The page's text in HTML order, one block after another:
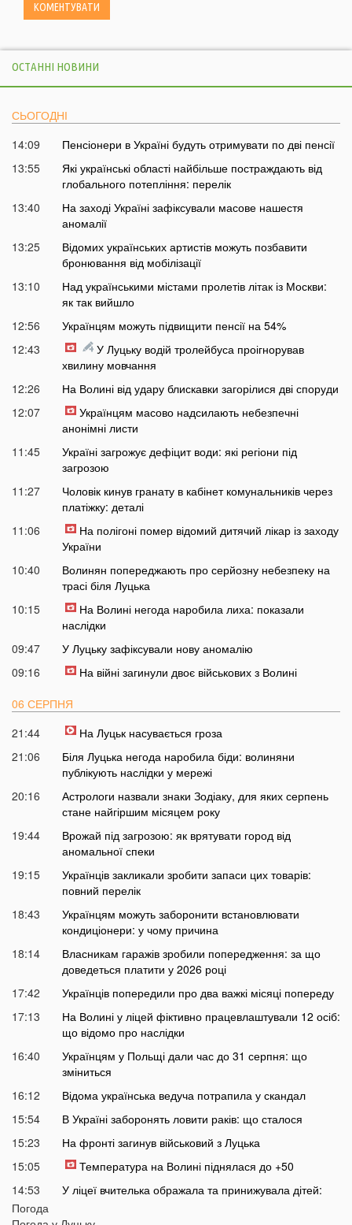
ОСТАННІ НОВИНИ
СЬОГОДНІ
14:09
Пенсіонери в Україні будуть отримувати по дві пенсії
13:55
Які українські області найбільше постраждають від
глобального потепління: перелік
13:40
На заході Україні зафіксували масове нашестя
аномалії
13:25
Відомих українських артистів можуть позбавити
бронювання від мобілізації
13:10
Над українськими містами пролетів літак із Москви:
як так вийшло
12:56
Українцям можуть підвищити пенсії на 54%
12:43
У Луцьку водій тролейбуса проігнорував
хвилину мовчання
12:26
На Волині від удару блискавки загорілися дві споруди
12:07
Українцям масово надсилають небезпечні
анонімні листи
11:45
Україні загрожує дефіцит води: які регіони під
загрозою
11:27
Чоловік кинув гранату в кабінет комунальників через
платіжку: деталі
11:06
На полігоні помер відомий дитячий лікар із заходу
України
10:40
Волинян попереджають про серйозну небезпеку на
трасі біля Луцька
10:15
На Волині негода наробила лиха: показали
наслідки
09:47
У Луцьку зафіксували нову аномалію
09:16
На війні загинули двоє військових з Волині
06 СЕРПНЯ
21:44
На Луцьк насувається гроза
21:06
Біля Луцька негода наробила біди: волиняни
публікують наслідки у мережі
20:16
Астрологи назвали знаки Зодіаку, для яких серпень
стане найгіршим місяцем року
19:44
Врожай під загрозою: як врятувати город від
аномальної спеки
19:15
Українців закликали зробити запаси цих товарів:
повний перелік
18:43
Українцям можуть заборонити встановлювати
кондиціонери: у чому причина
18:14
Власникам гаражів зробили попередження: за що
доведеться платити у 2026 році
17:42
Українців попередили про два важкі місяці попереду
17:13
На Волині у ліцей фіктивно працевлаштували 12 осіб:
що відомо про наслідки
16:40
Українцям у Польщі дали час до 31 серпня: що
зміниться
16:12
Відома українська ведуча потрапила у скандал
15:54
В Україні заборонять ловити раків: що сталося
15:23
На фронті загинув військовий з Луцька
15:05
Температура на Волині піднялася до +50
14:53
У ліцеї вчителька ображала та принижувала дітей:
Погода